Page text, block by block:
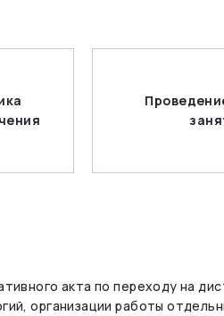
акта по переходу на
организации работы